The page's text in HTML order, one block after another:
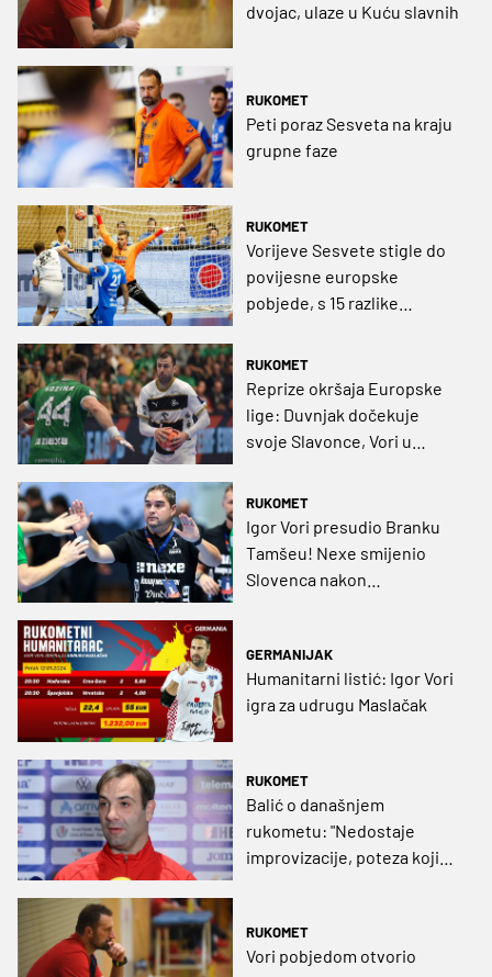
dvojac, ulaze u Kuću slavnih
RUKOMET
Peti poraz Sesveta na kraju
grupne faze
RUKOMET
Vorijeve Sesvete stigle do
povijesne europske
pobjede, s 15 razlike
RUKOMET
Reprize okršaja Europske
lige: Duvnjak dočekuje
svoje Slavonce, Vori u
RUKOMET
Igor Vori presudio Branku
Tamšeu! Nexe smijenio
Slovenca nakon
GERMANIJAK
Humanitarni listić: Igor Vori
igra za udrugu Maslačak
RUKOMET
Balić o današnjem
rukometu: "Nedostaje
improvizacije, poteza koji
RUKOMET
Vori pobjedom otvorio